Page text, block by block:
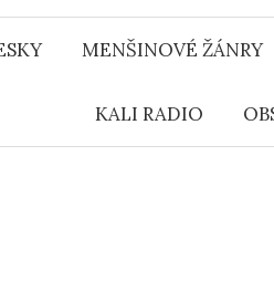
MENŠINOVÉ ŽÁNRY
KALI RADIO